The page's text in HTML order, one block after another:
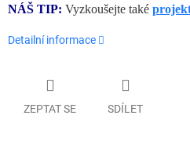
NÁŠ TIP: Vyzkoušejte také
Detailní informace
ZEPTAT SE SDÍLET